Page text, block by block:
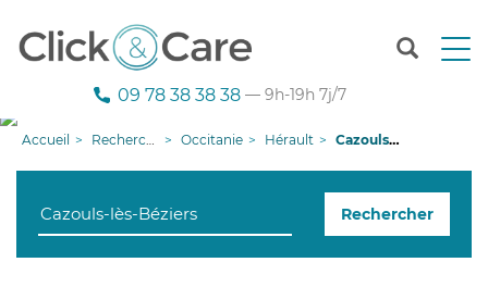
T
n
g
09 78 38 38 38 — 9h-19h 7j/7
Accueil Recherche aide à domicile Occitanie Hérault Cazouls-lès-Béziers
Rechercher